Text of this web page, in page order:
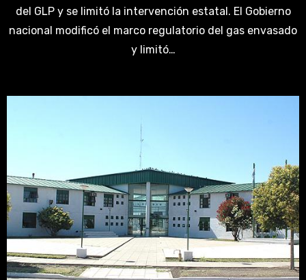
del GLP y se limitó la intervención estatal. El Gobierno
nacional modificó el marco regulatorio del gas envasado
y limitó…